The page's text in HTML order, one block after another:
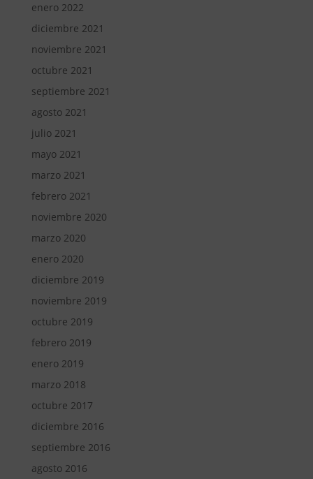
enero 2022
diciembre 2021
noviembre 2021
octubre 2021
septiembre 2021
agosto 2021
julio 2021
mayo 2021
marzo 2021
febrero 2021
noviembre 2020
marzo 2020
enero 2020
diciembre 2019
noviembre 2019
octubre 2019
febrero 2019
enero 2019
marzo 2018
octubre 2017
diciembre 2016
septiembre 2016
agosto 2016